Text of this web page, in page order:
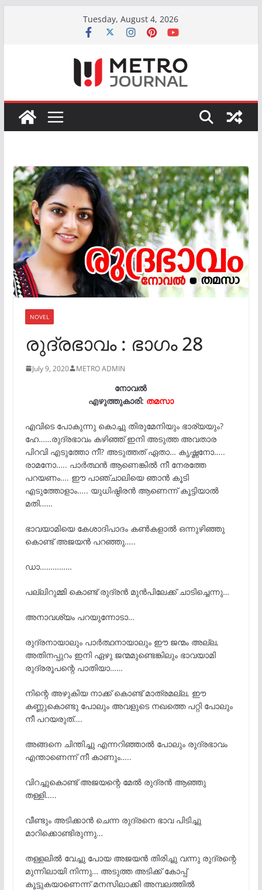
Tuesday, August 4, 2026
NOVEL
രുദ്രഭാവം : ഭാഗം 28
July 9, 2020 METRO ADMIN
നോവൽ
എഴുത്തുകാരി: തമസാ
എവിടെ പോകുന്നു കൊച്ചു തിരുമേനിയും ഭാര്യയും?
ഹേ……രുദ്രഭാവം കഴിഞ്ഞ് ഇനി അടുത്ത അവതാര
പിറവി എടുത്തോ നീ? അടുത്തത് ഏതാ… കൃഷ്ണനോ…..
രാമനോ….. പാർത്ഥൻ ആണെങ്കിൽ നീ നേരത്തേ
പറയണം…. ഈ പാഞ്ചാലിയെ ഞാൻ കൂടി
എടുത്തോളാം….. യുധിഷ്ഠിരൻ ആണെന്ന് കൂട്ടിയാൽ
മതി……
ഭാവയാമിയെ കേശാദിപാദം കൺകളാൽ ഒന്നുഴിഞ്ഞു
കൊണ്ട് അജയൻ പറഞ്ഞു…..
ഡാ……………
പല്ലിറുമ്മി കൊണ്ട് രുദ്രൻ മുൻപിലേക്ക് ചാടിച്ചെന്നു…
അനാവശ്യം പറയുന്നോടാ…
രുദ്രനായാലും പാർത്ഥനായാലും ഈ ജന്മം അല്ല,
അതിനപ്പുറം ഇനി ഏഴു ജന്മമുണ്ടെങ്കിലും ഭാവയാമി
രുദ്രരൂപന്റെ പാതിയാ……
നിന്റെ അഴുകിയ നാക്ക് കൊണ്ട് മാത്രമല്ല, ഈ
കണ്ണുകൊണ്ടു പോലും അവളുടെ നഖത്തെ പറ്റി പോലും
നീ പറയരുത്….
അങ്ങനെ ചിന്തിച്ചു എന്നറിഞ്ഞാൽ പോലും രുദ്രഭാവം
എന്താണെന്ന് നീ കാണും…..
വിറച്ചുകൊണ്ട് അജയന്റെ മേൽ രുദ്രൻ ആഞ്ഞു
തള്ളി…..
വീണ്ടും അടിക്കാൻ ചെന്ന രുദ്രനെ ഭാവ പിടിച്ചു
മാറിക്കൊണ്ടിരുന്നു…
തള്ളലിൽ വേച്ചു പോയ അജയൻ തിരിച്ചു വന്നു രുദ്രന്റെ
മുന്നിലായി നിന്നു… അടുത്ത അടിക്ക് കോപ്പ്
കൂട്ടുകയാണെന്ന് മനസിലാക്കി അമ്പലത്തിൽ